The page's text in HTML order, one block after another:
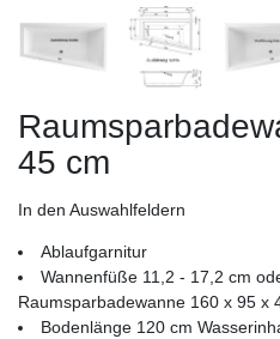
45 cm
In den Auswahlfeldern
Ablaufgarnitur
Wannenfüße 11,2 - 17,2 cm
Raumsparbadewanne 160 x 95 x
Bodenlänge 120 cm